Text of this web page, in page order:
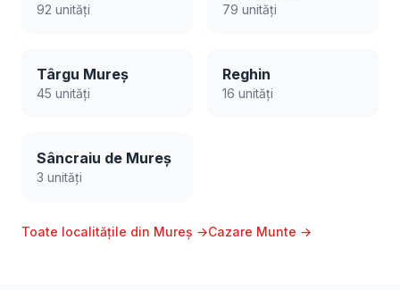
92 unități 79 unități
Târgu Mureș
45 unități
Reghin
16 unități
Sâncraiu de Mureș
3 unități
Toate localitățile din Mureș →Cazare Munte →